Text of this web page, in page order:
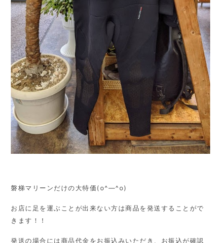
磐梯マリーンだけの大特価(o^―^o)
お店に足を運ぶことが出来ない方は商品を発送することがで
きます！！
発送の場合には商品代金をお振込みいただき、お振込が確認